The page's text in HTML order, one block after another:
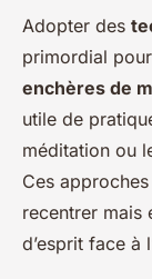
Adopter des
primordial
enchères de
utile de
méditation ou
Ces
recentrer mais
d’esprit face à